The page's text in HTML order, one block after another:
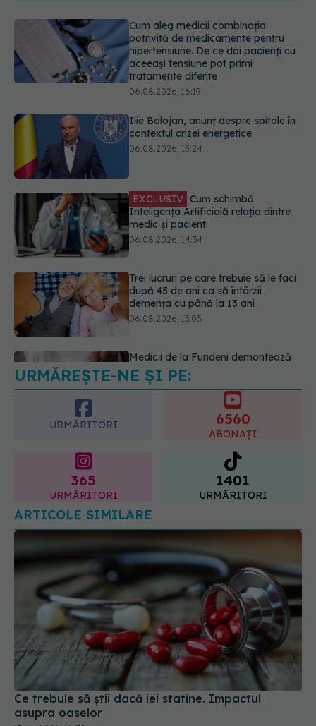
Ilie Bolojan, anunț despre spitale în
contextul crizei energetice
06.08.2026, 15:24
EXCLUSIV
Cum schimbă
Inteligența Artificială relația dintre
medic și pacient
06.08.2026, 14:34
Trei lucruri pe care trebuie să le faci
după 45 de ani ca să întârzii
demența cu până la 13 ani
06.08.2026, 13:03
Medicii de la Fundeni demontează
unul dintre cele mai răspândite
mituri despre diabet
06.08.2026, 11:52
Cum aleg medicii combinația
potrivită de medicamente pentru
hipertensiune. De ce doi pacienți cu
aceeași tensiune pot primi
URMĂREȘTE-NE ȘI PE:
URMĂRITORI 6560
ABONAȚI
365
URMĂRITORI
1401
URMĂRITORI
ARTICOLE SIMILARE
Ce trebuie să știi dacă iei statine. Impactul
asupra oaselor
15 iun 2026, 18:52